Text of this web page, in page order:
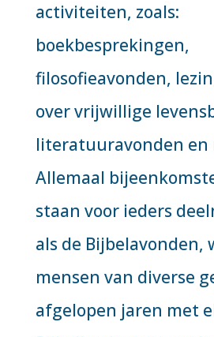
activiteiten, zoals:
boekbesprekingen,
filosofieavonden,
over vrijwillige
literatuuravonden en
Allemaal
staan voor ieders
als de Bijbelavonden,
mensen van diverse
afgelopen jaren met